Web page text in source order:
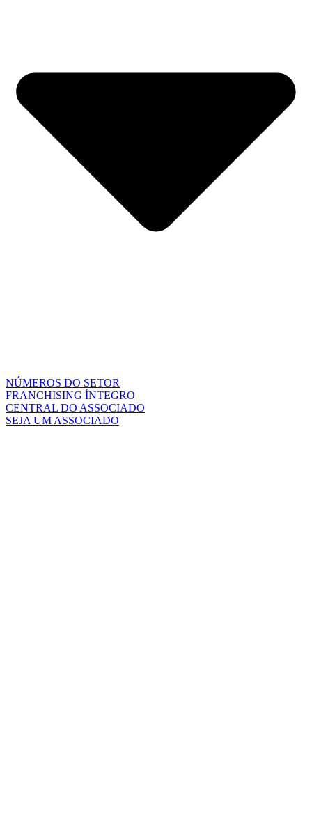
NÚMEROS DO SETOR
FRANCHISING ÍNTEGRO
CENTRAL DO ASSOCIADO
SEJA UM ASSOCIADO